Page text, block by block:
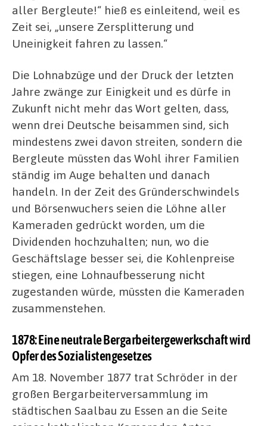
aller Bergleute!“ hieß es einleitend, weil es
Zeit sei, „unsere Zersplitterung und
Uneinigkeit fahren zu lassen.“
Die Lohnabzüge und der Druck der letzten
Jahre zwänge zur Einigkeit und es dürfe in
Zukunft nicht mehr das Wort gelten, dass,
wenn drei Deutsche beisammen sind, sich
mindestens zwei davon streiten, sondern die
Bergleute müssten das Wohl ihrer Familien
ständig im Auge behalten und danach
handeln. In der Zeit des Gründerschwindels
und Börsenwuchers seien die Löhne aller
Kameraden gedrückt worden, um die
Dividenden hochzuhalten; nun, wo die
Geschäftslage besser sei, die Kohlenpreise
stiegen, eine Lohnaufbesserung nicht
zugestanden würde, müssten die Kameraden
zusammenstehen.
1878: Eine neutrale Bergarbeitergewerkschaft wird
Opfer des Sozialistengesetzes
Am 18. November 1877 trat Schröder in der
großen Bergarbeiterversammlung im
städtischen Saalbau zu Essen an die Seite